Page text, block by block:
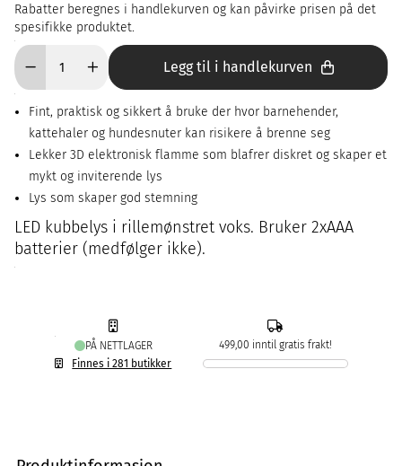
Rabatter beregnes i handlekurven og kan påvirke prisen på det
spesifikke produktet.
Legg til i handlekurven
Fint, praktisk og sikkert å bruke der hvor barnehender,
kattehaler og hundesnuter kan risikere å brenne seg
Lekker 3D elektronisk flamme som blafrer diskret og skaper et
mykt og inviterende lys
Lys som skaper god stemning
LED kubbelys i rillemønstret voks. Bruker 2xAAA
batterier (medfølger ikke).
PÅ NETTLAGER
Finnes i 281 butikker
499,00 inntil gratis frakt!